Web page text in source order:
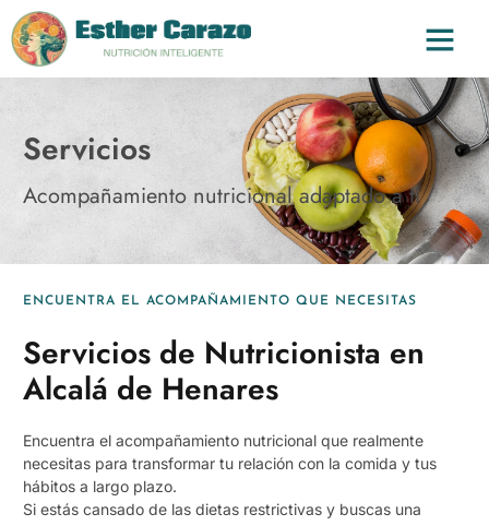
Servicios
Acompañamiento nutricional adaptado a ti
ENCUENTRA EL ACOMPAÑAMIENTO QUE NECESITAS
Servicios de Nutricionista en
Alcalá de Henares
Encuentra el acompañamiento nutricional que realmente
necesitas para transformar tu relación con la comida y tus
hábitos a largo plazo.
Si estás cansado de las dietas restrictivas y buscas una